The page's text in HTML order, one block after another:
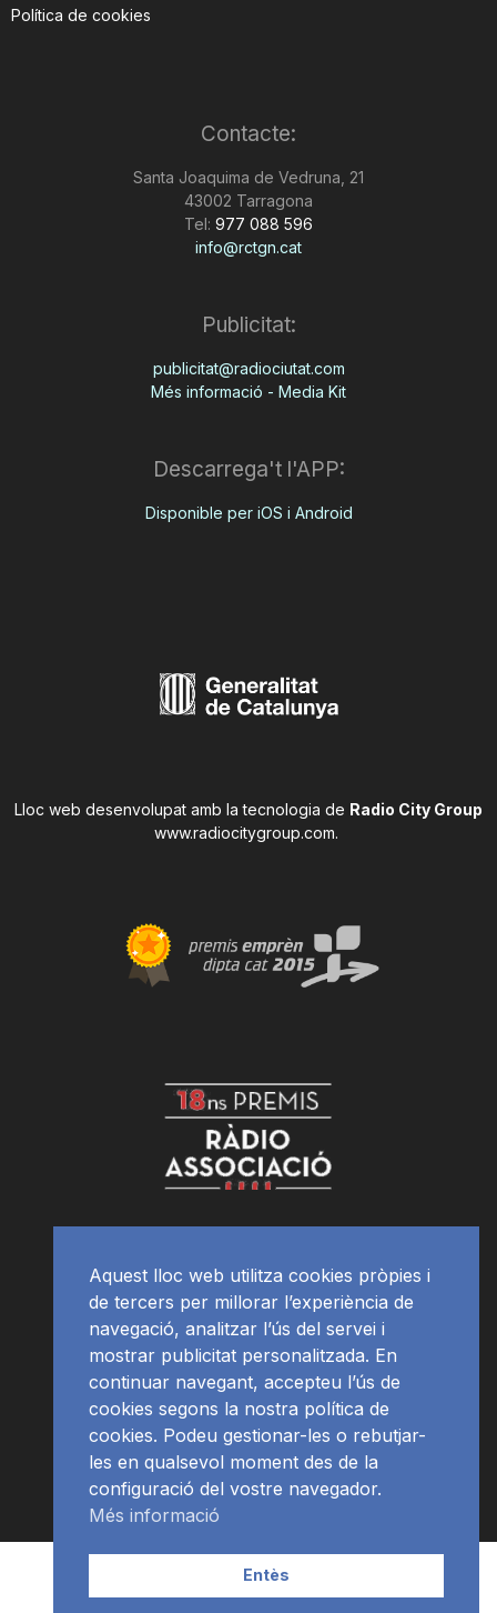
Política de cookies
Contacte:
Santa Joaquima de Vedruna, 21
43002 Tarragona
Tel: 977 088 596
info@rctgn.cat
Publicitat:
publicitat@radiociutat.com
Més informació - Media Kit
Descarrega't l'APP:
Disponible per iOS i Android
Lloc web desenvolupat amb la tecnologia de Radio City Group
www.radiocitygroup.com.
APP Programació
Aquest lloc web utilitza cookies pròpies i
de tercers per millorar l’experiència de
navegació, analitzar l’ús del servei i
mostrar publicitat personalitzada. En
continuar navegant, accepteu l’ús de
cookies segons la nostra política de
cookies. Podeu gestionar-les o rebutjar-
les en qualsevol moment des de la
configuració del vostre navegador.
Més informació
Entès